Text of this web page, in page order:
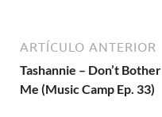
ARTÍCULO ANTERIOR
Tashannie – Don’t Bother
Me (Music Camp Ep. 33)